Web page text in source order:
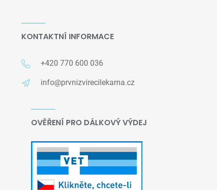
KONTAKTNÍ INFORMACE
+420 770 600 036
info@prvnizvirecilekarna.cz
OVĚŘENÍ PRO DÁLKOVÝ VÝDEJ